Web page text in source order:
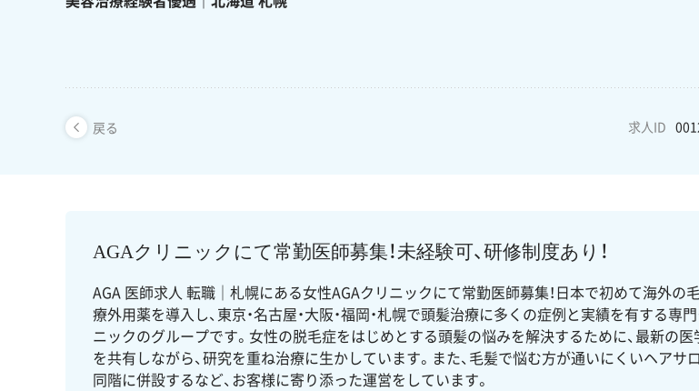
戻る 求人ID
AGAクリニックにて常勤医師募集！未経験可、研修制度あり！
AGA 医師求人 転職｜札幌にある女性AGAクリニックにて常勤医師募集！日本で初めて海外の
療外用薬を導入し、東京・名古屋・大阪・福岡・札幌で頭髪治療に多くの症例と実績を有する専
ニックのグループです。女性の脱毛症をはじめとする頭髪の悩みを解決するために、最新の医
を共有しながら、研究を重ね治療に生かしています。また、毛髪で悩む方が通いにくいヘアサ
同階に併設するなど、お客様に寄り添った運営をしています。